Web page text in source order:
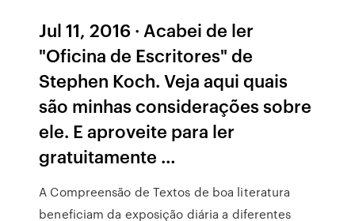
Jul 11, 2016 · Acabei de ler
"Oficina de Escritores" de
Stephen Koch. Veja aqui quais
são minhas considerações sobre
ele. E aproveite para ler
gratuitamente …
A Compreensão de Textos de boa literatura
beneficiam da exposição diária a diferentes